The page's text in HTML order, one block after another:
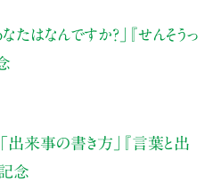
なたはなんですか？」
『せんそうっ
「出来事の書き方」
『言葉と出
念